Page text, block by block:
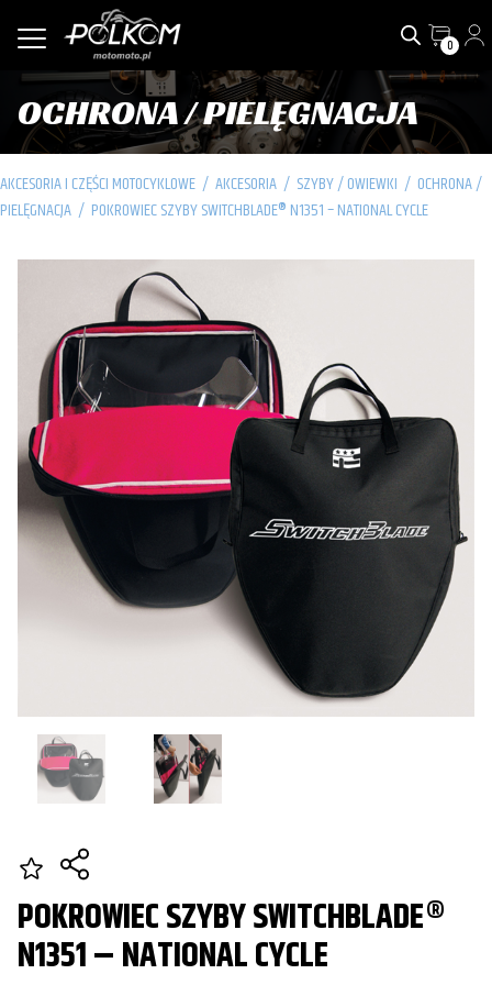
0
OCHRONA / PIELĘGNACJA
AKCESORIA I CZĘŚCI MOTOCYKLOWE / AKCESORIA / SZYBY / OWIEWKI / OCHRONA /
PIELĘGNACJA / POKROWIEC SZYBY SWITCHBLADE® N1351 – NATIONAL CYCLE
POKROWIEC SZYBY SWITCHBLADE®
N1351 – NATIONAL CYCLE